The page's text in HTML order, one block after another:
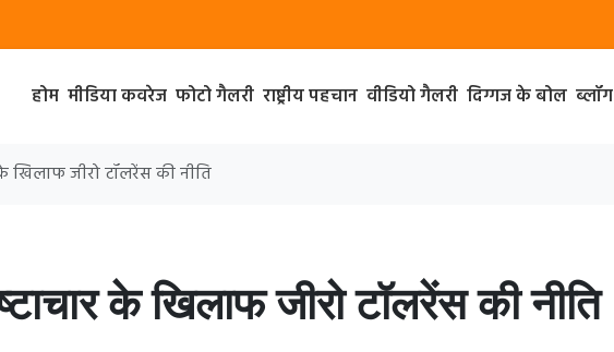
होम मीडिया कवरेज फोटो गैलरी राष्ट्रीय पहचान वीडियो गैलरी दिग्गज के बोल ब्लॉग
के खिलाफ जीरो टॉलरेंस की नीति
के खिलाफ जीरो टॉलरेंस की नीति